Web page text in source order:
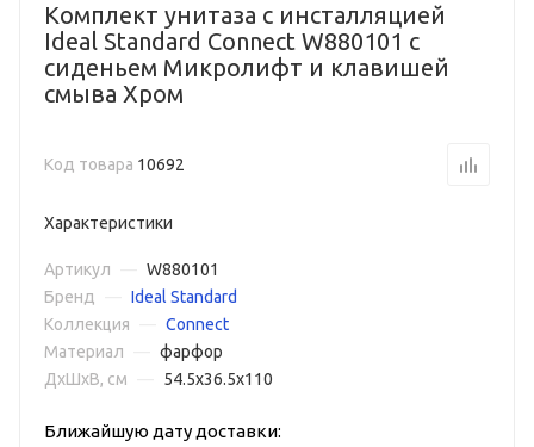
Комплект унитаза с инсталляцией
Ideal Standard Connect W880101 с
сиденьем Микролифт и клавишей
смыва Хром
Код товара 10692
Характеристики
Артикул
W880101
Бренд
Ideal Standard
Коллекция
Connect
Материал
фарфор
ДxШxВ, см
54.5x36.5x110
Ближайшую дату доставки: